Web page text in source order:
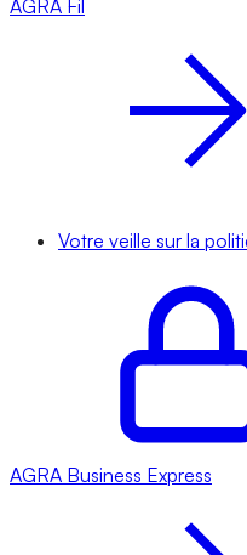
AGRA Fil
Votre veille sur la
AGRA Business Express